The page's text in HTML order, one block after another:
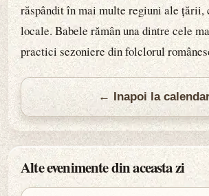
răspândit în mai multe regiuni ale țării,
locale. Babele rămân una dintre cele
practici sezoniere din folclorul
← Inapoi la
Alte evenimente din aceasta zi